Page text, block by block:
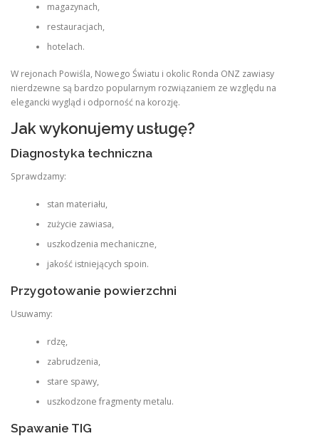
magazynach,
restauracjach,
hotelach.
W rejonach Powiśla, Nowego Światu i okolic Ronda ONZ zawiasy
nierdzewne są bardzo popularnym rozwiązaniem ze względu na
elegancki wygląd i odporność na korozję.
Jak wykonujemy usługę?
Diagnostyka techniczna
Sprawdzamy:
stan materiału,
zużycie zawiasa,
uszkodzenia mechaniczne,
jakość istniejących spoin.
Przygotowanie powierzchni
Usuwamy:
rdzę,
zabrudzenia,
stare spawy,
uszkodzone fragmenty metalu.
Spawanie TIG